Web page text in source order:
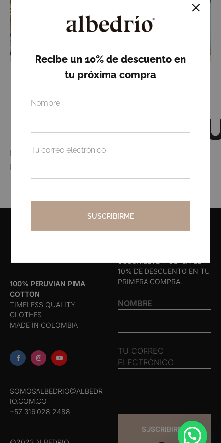
SUMMER
NOTHING
It seems we can’t find what you’re looking for.
Perhaps searching can help.
Search
100% PERUVIAN PIMA
COTTON
TIMELESS QUALITY
CLOTHES
MADE IN COLOMBIA
SOMOSALBEDRIO@ALBEDR
IO.COM.CO
+57 316 028 2488
SUSCRÍBETE Y OBTÉN EL
10% DE DESCUENTO EN TU
PRIMERA COMPRA.
NOMBRE
TU CORREO
ELECTRÓNICO
Recibe un 10% de descuento en
tu próxima compra
Nombre
Tu correo electrónico